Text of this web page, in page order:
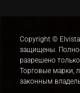
Copyright ©
защищены.
разрешено
Торговые марки,
законным